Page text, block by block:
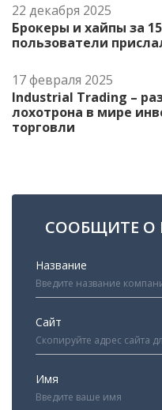
22 декабря 2025
Брокеры и хайпы за
пользователи
17 февраля 2025
Industrial Trading –
лохотрона в мире
торговли
СООБЩИТЕ О
Название
Сайт
Имя